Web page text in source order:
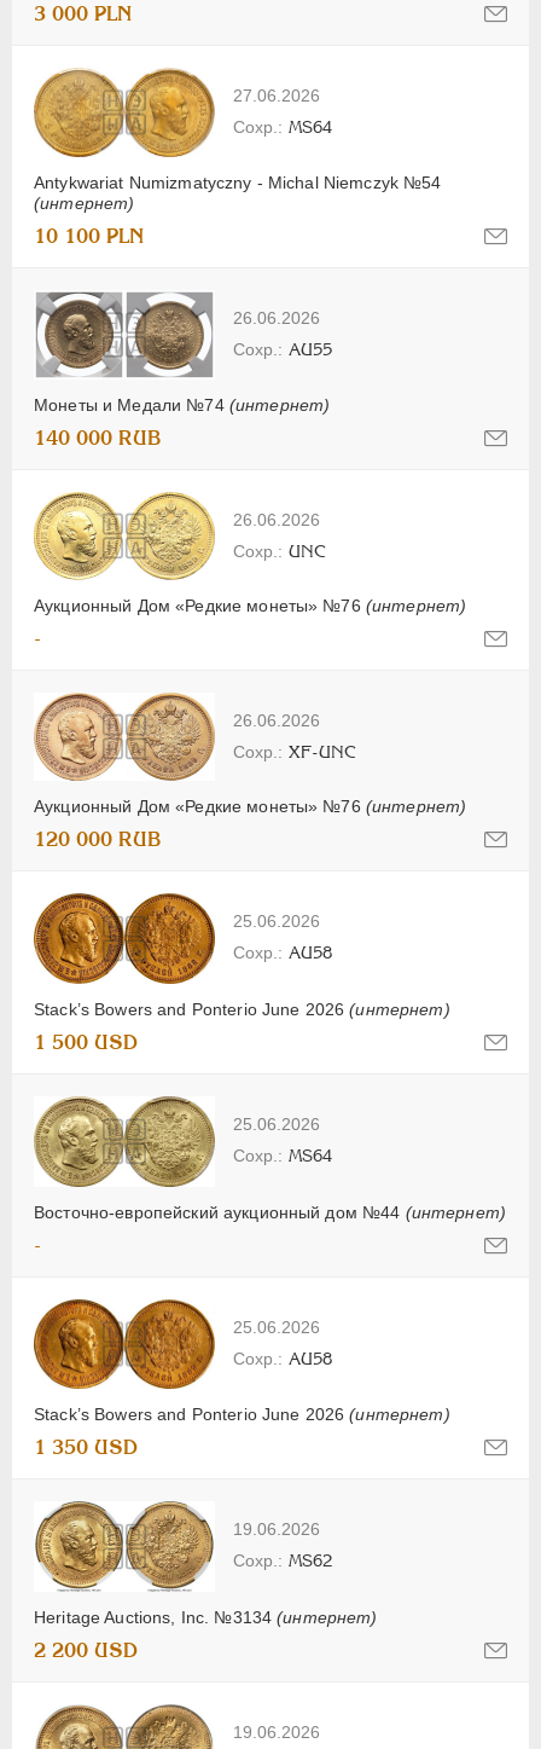
3 000 PLN
27.06.2026
Antykwariat Numizmatyczny - Michal Niemczyk №54
(интернет)
MS64
10 100 PLN
26.06.2026
Монеты и Медали №74 (интернет)
AU55
140 000 RUB
26.06.2026
Аукционный Дом «Редкие монеты» №76 (интернет)
UNC
-
26.06.2026
Аукционный Дом «Редкие монеты» №76 (интернет)
XF-UNC
120 000 RUB
25.06.2026
Stack’s Bowers and Ponterio June 2026(интернет)
AU58
1 500 USD
25.06.2026
Восточно-европейский аукционный дом №44 (интернет)
MS64
-
25.06.2026
Stack’s Bowers and Ponterio June 2026(интернет)
AU58
1 350 USD
19.06.2026
Heritage Auctions, Inc. №3134(интернет)
MS62
2 200 USD
19.06.2026